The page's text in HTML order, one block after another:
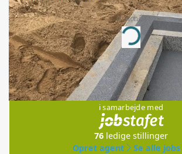
Annonce
Loading...
Jobs
i samarbejde med
76 ledige stillinger
Opret agent
Se alle jobs